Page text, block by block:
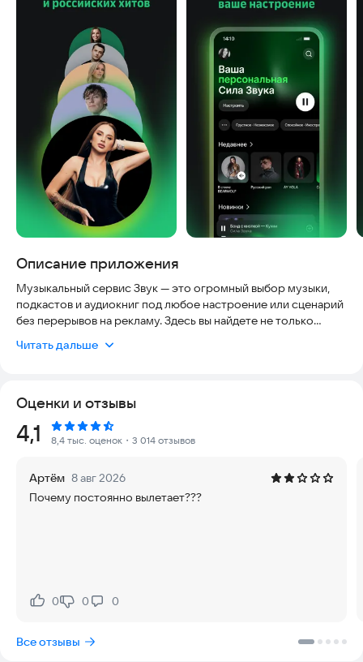
Описание приложения
Музыкальный сервис Звук — это огромный выбор музыки,
подкастов и аудиокниг под любое настроение или сценарий
без перерывов на рекламу. Здесь вы найдете не только
артистов в специальных разделах и многое другое.
Настройте свой плейлист или воспользуйтесь готовыми
предложениями: умные алгоритмы и искусственный
интеллект подберут песни с учетом ваших предпочтений. А
еще, можно легко скачать любой трек и слушать даже без
В приложении доступны:
• Более 75 млн треков и тысячи подкастов
Персональная вона «Сила Звука» настриваться на ваших
любимых артистов и жанры. А Искусственный интеллект за
под любой заданный контекст. Виртуальные ассистенты
Читать дальше
Оценки и отзывы
Рейтинг:
4,1 8,4 тыс. оценок ・3 014 отзывов
Артём 8 авг 2026
Почему постоянно вылетает???
Нравится:
0Не нравится:
0 0
Все отзывы